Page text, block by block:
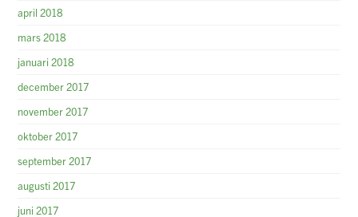
april 2018
mars 2018
januari 2018
december 2017
november 2017
oktober 2017
september 2017
augusti 2017
juni 2017